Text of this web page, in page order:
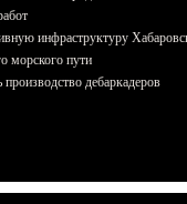
инфраструктуру
морского пути
дебаркадеров